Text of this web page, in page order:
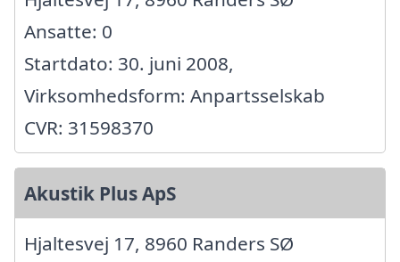
Ansatte: 0
Startdato: 30. juni 2008,
Virksomhedsform: Anpartsselskab
CVR: 31598370
Akustik Plus ApS
Hjaltesvej 17, 8960 Randers SØ